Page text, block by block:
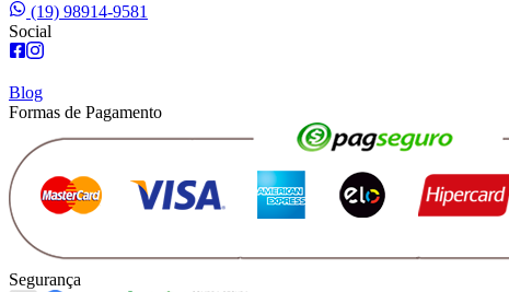
(19) 98914-9581
Social
Blog
Formas de Pagamento
Segurança